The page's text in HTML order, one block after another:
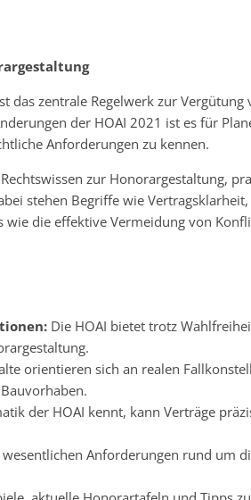
zentrale Regelwerk zur Vergütung
der HOAI 2021 ist es für
Anforderungen zu kennen.
zur Honorargestaltung,
stehen Begriffe wie
wie die effektive Vermeidung von
Die HOAI bietet trotz
orientieren sich an realen
der HOAI kennt, kann Verträge
Anforderungen rund um